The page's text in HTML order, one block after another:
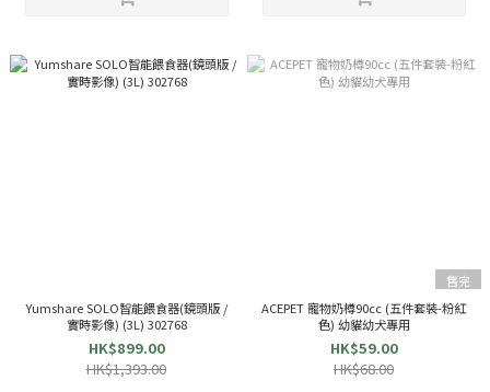
Yumshare SOLO智能餵食器(鏡頭版 /
實時影像) (3L) 302768
HK$899.00
HK$1,393.00
售完
ACEPET 寵物奶樽90cc (五件套裝-粉紅
色) 幼貓幼犬專用
HK$59.00
HK$68.00